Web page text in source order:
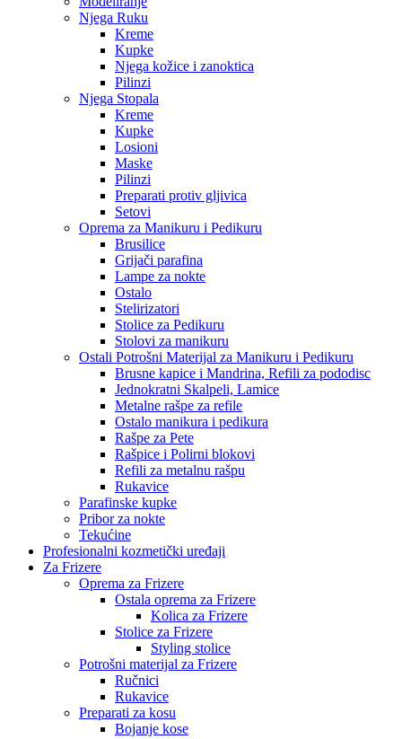
Njega Ruku
Kreme
Kupke
Njega kožice i zanoktica
Pilinzi
Njega Stopala
Kreme
Kupke
Losioni
Maske
Pilinzi
Preparati protiv gljivica
Setovi
Oprema za Manikuru i Pedikuru
Brusilice
Grijači parafina
Lampe za nokte
Ostalo
Stelirizatori
Stolice za Pedikuru
Stolovi za manikuru
Ostali Potrošni Materijal za Manikuru i Pedikuru
Brusne kapice i Mandrina, Refili za pododisc
Jednokratni Skalpeli, Lamice
Metalne rašpe za refile
Ostalo manikura i pedikura
Rašpe za Pete
Rašpice i Polirni blokovi
Refili za metalnu rašpu
Rukavice
Parafinske kupke
Pribor za nokte
Tekućine
Profesionalni kozmetički uređaji
Za Frizere
Oprema za Frizere
Ostala oprema za Frizere
Kolica za Frizere
Stolice za Frizere
Styling stolice
Potrošni materijal za Frizere
Ručnici
Rukavice
Preparati za kosu
Bojanje kose